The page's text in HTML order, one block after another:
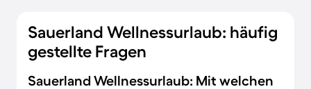
Sauerland Wellnessurlaub: häufig
gestellte Fragen
Sauerland Wellnessurlaub: Mit welchen